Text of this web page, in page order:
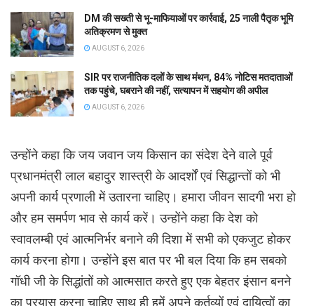
DM की सख्ती से भू-माफियाओं पर कार्रवाई, 25 नाली पैतृक भूमि
अतिक्रमण से मुक्त
AUGUST 6, 2026
SIR पर राजनीतिक दलों के साथ मंथन, 84% नोटिस मतदाताओं
तक पहुंचे, घबराने की नहीं, सत्यापन में सहयोग की अपील
AUGUST 6, 2026
उन्होंने कहा कि जय जवान जय किसान का संदेश देने वाले पूर्व
प्रधानमंत्री लाल बहादुर शास्त्री के आदर्शों एवं सिद्धान्तों को भी
अपनी कार्य प्रणाली में उतारना चाहिए। हमारा जीवन सादगी भरा हो
और हम समर्पण भाव से कार्य करें। उन्होंने कहा कि देश को
स्वावलम्बी एवं आत्मनिर्भर बनाने की दिशा में सभी को एकजुट होकर
कार्य करना होगा। उन्होंने इस बात पर भी बल दिया कि हम सबको
गॉधी जी के सिद्धांतों को आत्मसात करते हुए एक बेहतर इंसान बनने
का प्रयास करना चाहिए साथ ही हमें अपने कर्तव्यों एवं दायित्वों का